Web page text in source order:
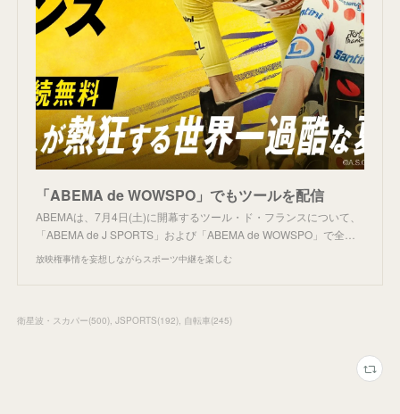
「ABEMA de WOWSPO」でもツールを配信
ABEMAは、7月4日(土)に開幕するツール・ド・フランスについて、
「ABEMA de J SPORTS」および「ABEMA de WOWSPO」で全…
放映権事情を妄想しながらスポーツ中継を楽しむ
衛星波・スカパー(500) JSPORTS(192) 自転車(245)